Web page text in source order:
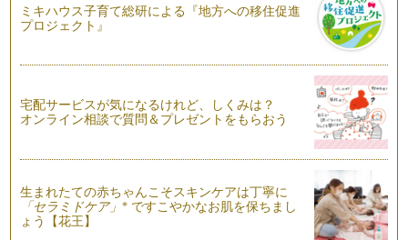
●月●日は、コーヒーの日！
1983年（昭和58年）、全日本コーヒー協会は、10月1日をコ
ドリップコーヒーとインスタントコーヒー、効果の違い
カップにサラサラ～、お湯をじょぼじょぼ～っと入れる超お手
軽インスタントコーヒー。 …
カフェインレスのアイスコーヒーでアレンジ！からだに良いレ
ここ数年で、カフェインレスコーヒーの種類は急に増えてきま
した。 とはいえ、アイスコ…
ミキハウス子育て総研による『地方への移住促進
プロジェクト』
宅配サービスが気になるけれど、しくみは？
オンライン相談で質問＆プレゼントをもらおう
生まれたての赤ちゃんこそスキンケアは丁寧に
「セラミドケア」※ ですこやかなお肌を保ちまし
ょう【花王】